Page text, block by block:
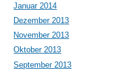
Januar 2014
Dezember 2013
November 2013
Oktober 2013
September 2013